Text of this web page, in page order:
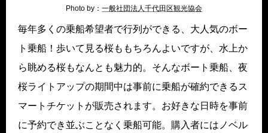
Photo by： 一般社団法人千代田区観光協会
毎年多くの乗船希望者で行列ができる、大人気のボー
ト乗船！歩いて見る桜ももちろんよいですが、水上か
ら眺める桜もなんとも魅力的。そんなボート乗船、夜
桜ライトアップの期間中は事前に乗船が確約できるス
マートチケットが販売されます。お好きな日時を事前
に予約でき並ぶことなく乗船可能。購入者にはノベル